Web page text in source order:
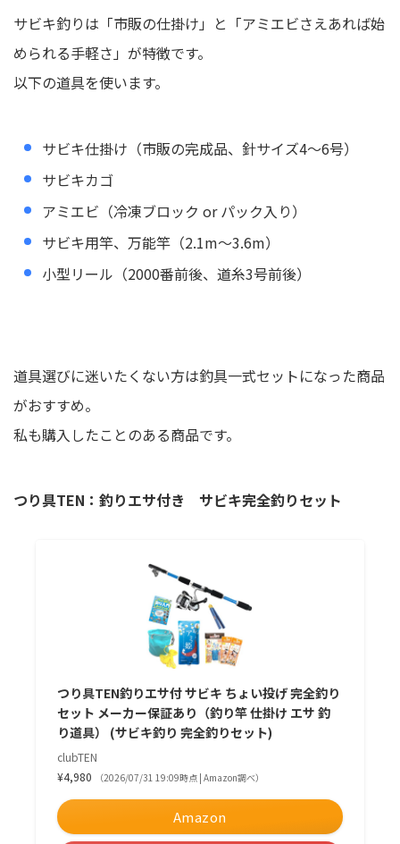
サビキ釣りは「市販の仕掛け」と「アミエビさえあれば始
められる手軽さ」が特徴です。
以下の道具を使います。
サビキ仕掛け（市販の完成品、針サイズ4〜6号）
サビキカゴ
アミエビ（冷凍ブロック or パック入り）
サビキ用竿、万能竿（2.1m〜3.6m）
小型リール（2000番前後、道糸3号前後）
道具選びに迷いたくない方は釣具一式セットになった商品
がおすすめ。
私も購入したことのある商品です。
つり具TEN：釣りエサ付き サビキ完全釣りセット
つり具TEN釣りエサ付 サビキ ちょい投げ 完全釣り
セット メーカー保証あり（釣り竿 仕掛け エサ 釣
り道具） (サビキ釣り 完全釣りセット)
clubTEN
¥4,980
（2026/07/31 19:09時点 | Amazon調べ）
Amazon